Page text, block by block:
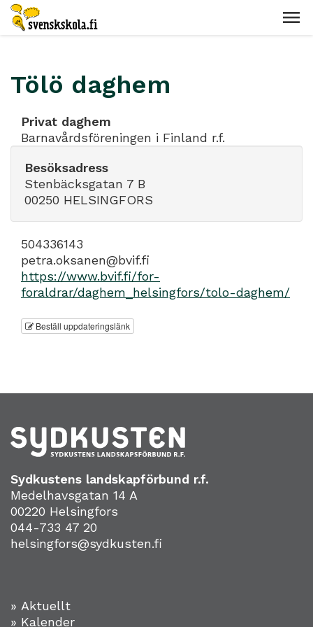
Tölö daghem
Privat daghem
Barnavårdsföreningen i Finland r.f.
Besöksadress
Stenbäcksgatan 7 B
00250 HELSINGFORS
504336143
petra.oksanen@bvif.fi
https://www.bvif.fi/for-
foraldrar/daghem_helsingfors/tolo-daghem/
Beställ uppdateringslänk
Sydkustens landskapförbund r.f.
Medelhavsgatan 14 A
00220 Helsingfors
044-733 47 20
helsingfors@sydkusten.fi
» Aktuellt
» Kalender